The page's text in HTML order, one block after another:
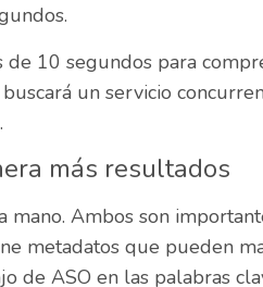
de 10 segundos para
un servicio
más resultados
mano. Ambos son
metadatos que pueden
de ASO en las palabras